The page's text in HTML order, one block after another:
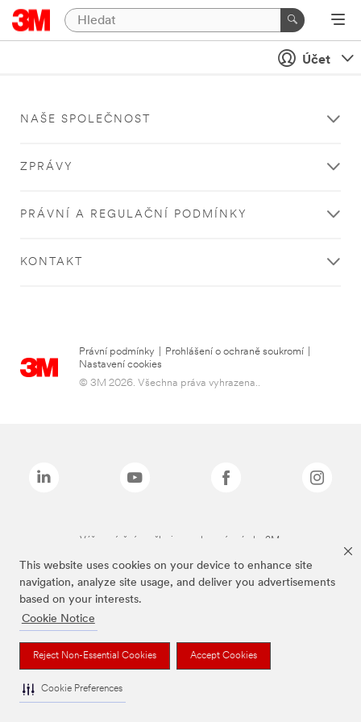
This website uses cookies on your device to enhance site
navigation, analyze site usage, and deliver you advertisements
based on your interests.
Cookie Notice
Reject Non-Essential Cookies Accept Cookies
Cookie Preferences
Účet
NAŠE SPOLEČNOST
ZPRÁVY
PRÁVNÍ A REGULAČNÍ PODMÍNKY
KONTAKT
Právní podmínky Prohlášení o ochraně soukromí
Nastavení cookies
© 3M 2026. Všechna práva vyhrazena..
Výše zmíněné značky jsou ochranné známky 3M.